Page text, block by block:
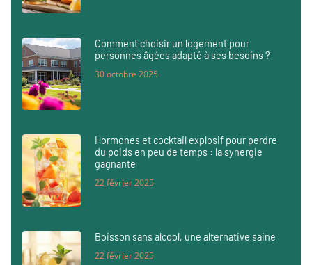
Comment choisir un logement pour
personnes âgées adapté à ses besoins ?
30 octobre 2025
Hormones et cocktail explosif pour perdre
du poids en peu de temps : la synergie
gagnante
22 février 2025
Boisson sans alcool, une alternative saine
22 février 2025